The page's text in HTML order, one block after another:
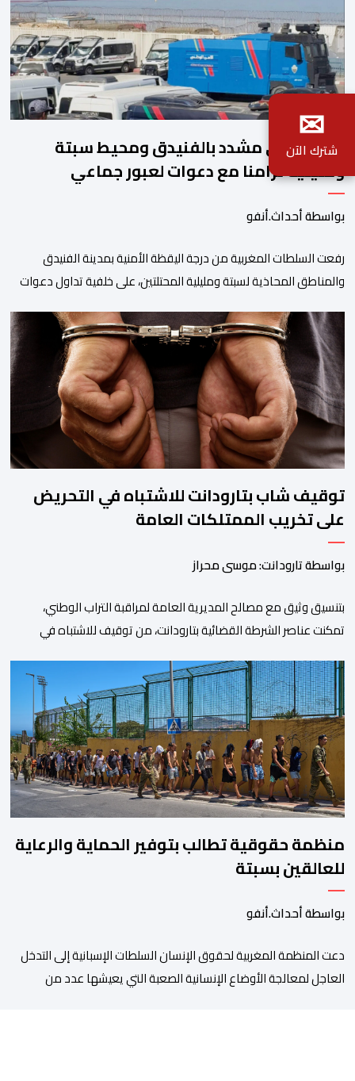
تأهب أمني مشدد بالفنيدق ومحيط سبتة
ومليلية تزامنا مع دعوات لعبور جماعي
بواسطة أحداث.أنفو
رفعت السلطات المغربية من درجة اليقظة الأمنية بمدينة الفنيدق
والمناطق المحاذية لسبتة ومليلية المحتلتين، على خلفية تداول دعوات
للوصول إلى المدينتين يوم 15 غشت الجاري. وعرفت المناطق الشمالية
خلال الساعات الأخيرة انتشارا أمنيا مكثفا، خاصة بالمحاور الطرقية
المؤدية إلى الفنيدق، حيث جرى تعزيز الدوريات وإقامة […]
توقيف شاب بتارودانت للاشتباه في التحريض
على تخريب الممتلكات العامة
بواسطة تارودانت: موسى محراز
بتنسيق وثيق مع مصالح المديرية العامة لمراقبة التراب الوطني،
تمكنت عناصر الشرطة القضائية بتارودانت، من توقيف للاشتباه في
ممتلكات الدولة، وذلك على خلفية دعوات للاحتجاج جرى تداولها عبر
مواقع التواصل الاجتماعي تحت اسم ما بات يعرف بـ” Genz212
“.وبحسب المعطيات المتوفرة، جاء توقيف المعني بالأمر […]
منظمة حقوقية تطالب بتوفير الحماية والرعاية
للعالقين بسبتة
بواسطة أحداث.أنفو
دعت المنظمة المغربية لحقوق الإنسان السلطات الإسبانية إلى التدخل
العاجل لمعالجة الأوضاع الإنسانية الصعبة التي يعيشها عدد من
✉
شترك الآن